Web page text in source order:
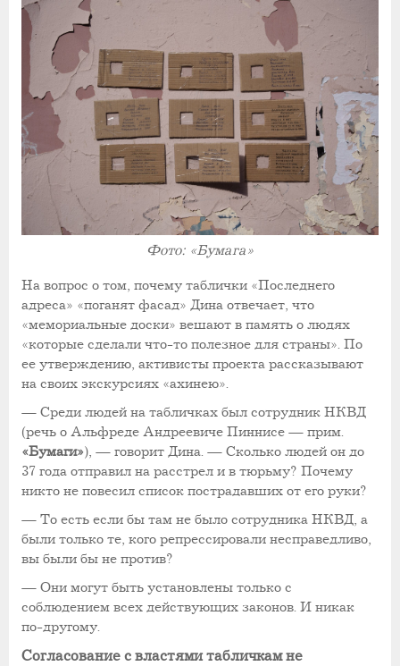
Фото: «Бумага»
На вопрос о том, почему таблички «Последнего
адреса» «поганят фасад» Дина отвечает, что
«мемориальные доски» вешают в память о людях
«которые сделали что-то полезное для страны». По
ее утверждению, активисты проекта рассказывают
на своих экскурсиях «ахинею».
— Среди людей на табличках был сотрудник НКВД
(речь о Альфреде Андреевиче Пиннисе — прим.
«Бумаги»), — говорит Дина. — Сколько людей он до
37 года отправил на расстрел и в тюрьму? Почему
никто не повесил список пострадавших от его руки?
— То есть если бы там не было сотрудника НКВД, а
были только те, кого репрессировали несправедливо,
вы были бы не против?
— Они могут быть установлены только с
соблюдением всех действующих законов. И никак
по-другому.
Согласование с властями табличкам не